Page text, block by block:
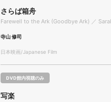
さらば箱舟
Farewell to the Ark (Goodbye Ark) ／
寺山 修司
日本映画/Japanese Film
DVD館内視聴のみ
写楽